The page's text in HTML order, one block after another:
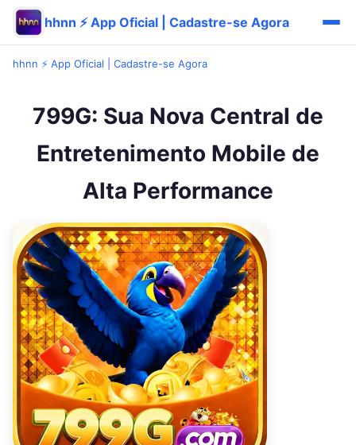
hhnn ⚡ App Oficial | Cadastre-se Agora
hhnn ⚡ App Oficial | Cadastre-se Agora
799G: Sua Nova Central de
Entretenimento Mobile de
Alta Performance